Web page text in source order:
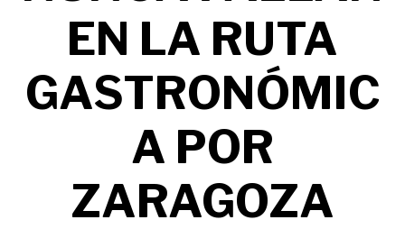
EN LA RUTA
GASTRONÓMIC
A POR
ZARAGOZA